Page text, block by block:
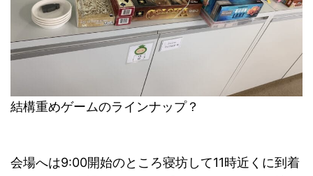
結構重めゲームのラインナップ？
会場へは9:00開始のところ寝坊して11時近くに到着